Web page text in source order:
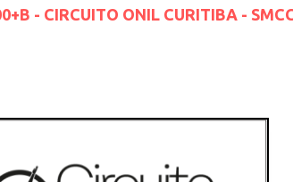
- CIRCUITO ONIL CURITIBA -